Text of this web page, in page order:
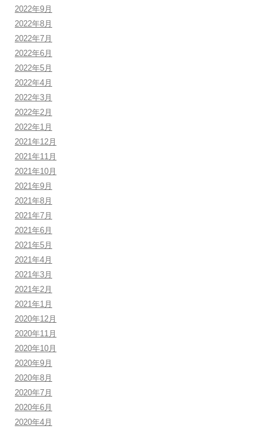
2022年9月
2022年8月
2022年7月
2022年6月
2022年5月
2022年4月
2022年3月
2022年2月
2022年1月
2021年12月
2021年11月
2021年10月
2021年9月
2021年8月
2021年7月
2021年6月
2021年5月
2021年4月
2021年3月
2021年2月
2021年1月
2020年12月
2020年11月
2020年10月
2020年9月
2020年8月
2020年7月
2020年6月
2020年4月